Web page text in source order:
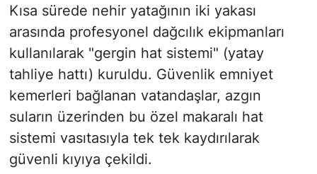
Kısa sürede nehir yatağının iki yakası
arasında profesyonel dağcılık ekipmanları
kullanılarak "gergin hat sistemi" (yatay
tahliye hattı) kuruldu. Güvenlik emniyet
kemerleri bağlanan vatandaşlar, azgın
suların üzerinden bu özel makaralı hat
sistemi vasıtasıyla tek tek kaydırılarak
güvenli kıyıya çekildi.